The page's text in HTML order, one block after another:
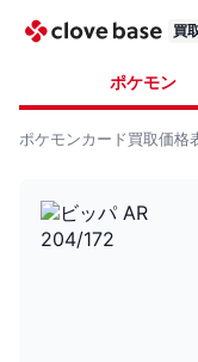
買
ポケモン
ポケモンカード買取価格